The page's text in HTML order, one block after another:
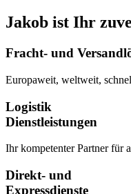
Jakob ist Ihr
Fracht- und
Europaweit, weltweit,
Logistik
Dienstleistungen
Ihr kompetenter Partner für
Direkt- und
Expressdienste